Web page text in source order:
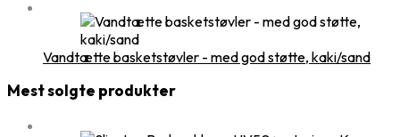
Vandtætte basketstøvler - med god støtte, kaki/sand
Mest solgte produkter